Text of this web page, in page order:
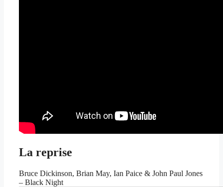
La reprise
Bruce Dickinson, Brian May, Ian Paice & John Paul Jones
– Black Night